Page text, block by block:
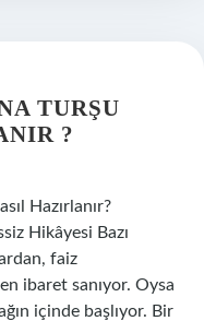
TURŞU
?
Hazırlanır?
Hikâyesi Bazı
faiz
ibaret sanıyor. Oysa
içinde başlıyor. Bir